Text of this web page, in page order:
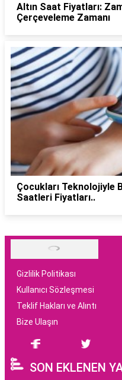
Altın Saat Fiyatları:
Çerçeveleme Zamanı
Çocukları Teknolojiyle
Saatleri Fiyatları..
Gizlilik Politikası
Kullanıcı Sözleşmesi
Teklif Hakları ve Alıntı
Bize Ulaşın
SON EKLENEN